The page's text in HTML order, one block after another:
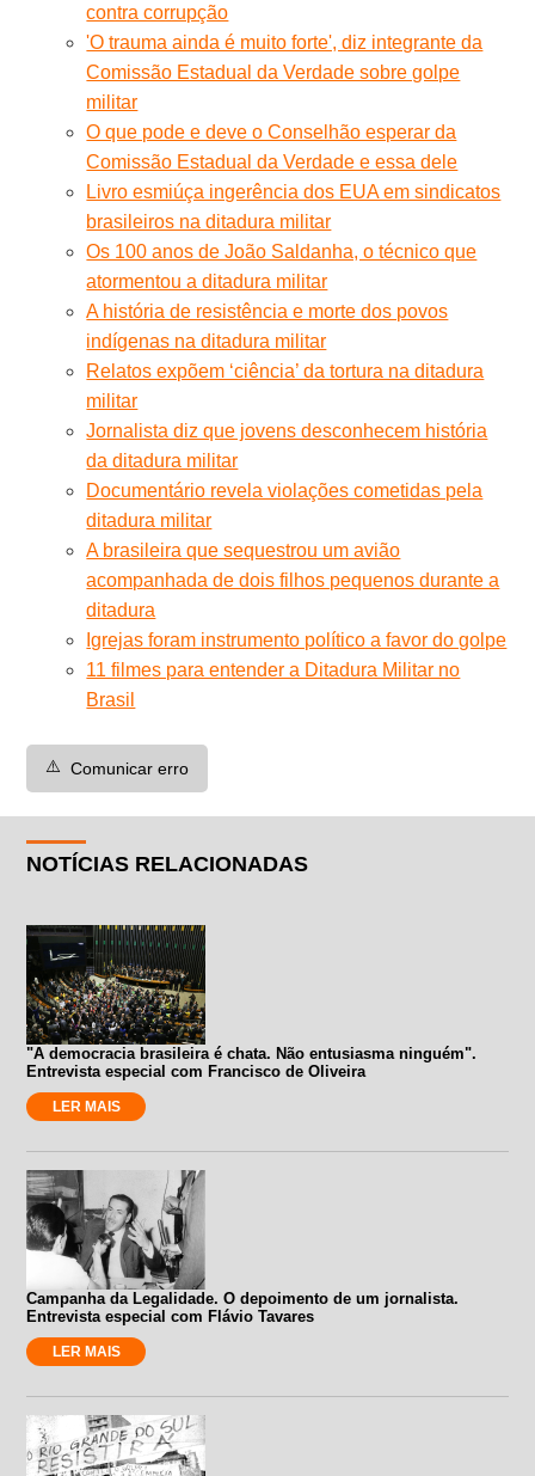
contra corrupção
'O trauma ainda é muito forte', diz integrante da
Comissão Estadual da Verdade sobre golpe
militar
O que pode e deve o Conselhão esperar da
Comissão Estadual da Verdade e essa dele
Livro esmiúça ingerência dos EUA em sindicatos
brasileiros na ditadura militar
Os 100 anos de João Saldanha, o técnico que
atormentou a ditadura militar
A história de resistência e morte dos povos
indígenas na ditadura militar
Relatos expõem ‘ciência’ da tortura na ditadura
militar
Jornalista diz que jovens desconhecem história
da ditadura militar
Documentário revela violações cometidas pela
ditadura militar
A brasileira que sequestrou um avião
acompanhada de dois filhos pequenos durante a
ditadura
Igrejas foram instrumento político a favor do golpe
11 filmes para entender a Ditadura Militar no
Brasil
⚠️ Comunicar erro
NOTÍCIAS RELACIONADAS
"A democracia brasileira é chata. Não entusiasma ninguém".
Entrevista especial com Francisco de Oliveira
LER MAIS
Campanha da Legalidade. O depoimento de um jornalista.
Entrevista especial com Flávio Tavares
LER MAIS